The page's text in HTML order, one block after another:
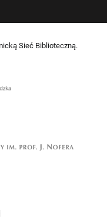
Sieć Biblioteczną.